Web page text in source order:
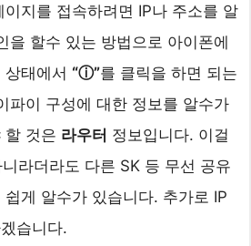
지를 접속하려면 IP나 주소를 알
을 할수 있는 방법으로 아이폰에
태에서 “ⓘ”를 클릭을 하면 되는
파이 구성에 대한 정보를 알수가
할 것은 라우터 정보입니다. 이걸
라더라도 다른 SK 등 무선 공유
게 알수가 있습니다. 추가로 IP
습니다.